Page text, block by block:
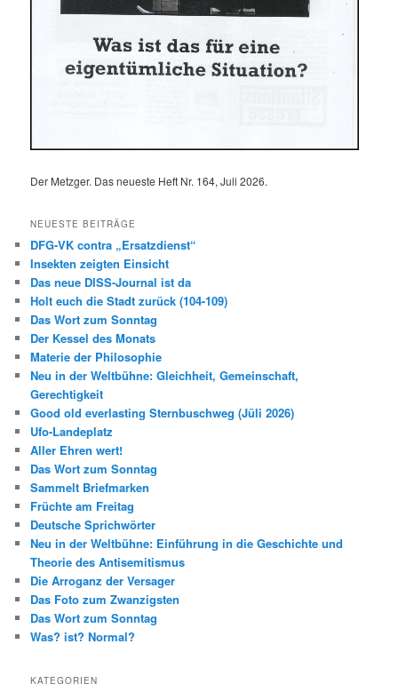
Der Metzger. Das neueste Heft Nr. 164, Juli 2026.
NEUESTE BEITRÄGE
DFG-VK contra „Ersatzdienst“
Insekten zeigten Einsicht
Das neue DISS-Journal ist da
Holt euch die Stadt zurück (104-109)
Das Wort zum Sonntag
Der Kessel des Monats
Materie der Philosophie
Neu in der Weltbühne: Gleichheit, Gemeinschaft,
Gerechtigkeit
Good old everlasting Sternbuschweg (Jüli 2026)
Ufo-Landeplatz
Aller Ehren wert!
Das Wort zum Sonntag
Sammelt Briefmarken
Früchte am Freitag
Deutsche Sprichwörter
Neu in der Weltbühne: Einführung in die Geschichte und
Theorie des Antisemitismus
Die Arroganz der Versager
Das Foto zum Zwanzigsten
Das Wort zum Sonntag
Was? ist? Normal?
KATEGORIEN